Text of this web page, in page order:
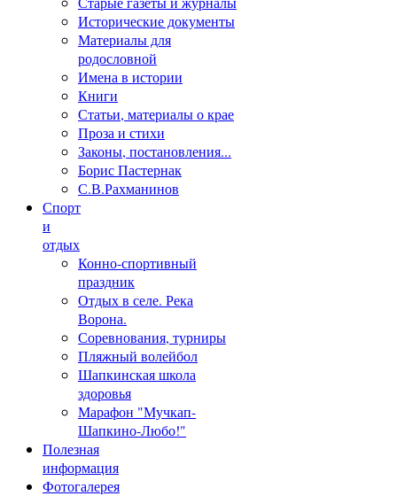
Исторические документы
Материалы для
родословной
Имена в истории
Книги
Статьи, материалы о крае
Проза и стихи
Законы, постановления...
Борис Пастернак
С.В.Рахманинов
Спорт
и
отдых
Конно-спортивный
праздник
Отдых в селе. Река
Ворона.
Соревнования, турниры
Пляжный волейбол
Шапкинская школа
здоровья
Марафон "Мучкап-
Шапкино-Любо!"
Полезная
информация
Фотогалерея